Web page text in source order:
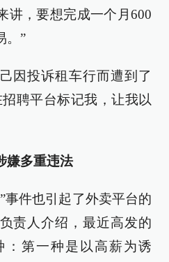
讲，要想完成一个月600
。”
因投诉租车行而遭到了
聘平台标记我，让我以
嫌多重违法
事件也引起了外卖平台的
责人介绍，最近高发的
：第一种是以高薪为诱